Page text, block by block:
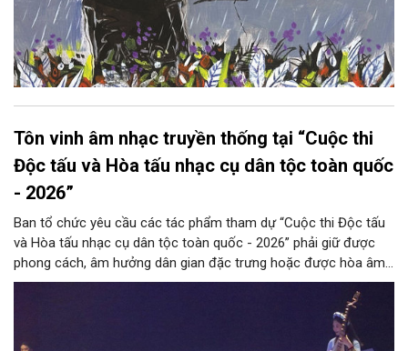
Tôn vinh âm nhạc truyền thống tại “Cuộc thi
Độc tấu và Hòa tấu nhạc cụ dân tộc toàn quốc
- 2026”
Ban tổ chức yêu cầu các tác phẩm tham dự “Cuộc thi Độc tấu
và Hòa tấu nhạc cụ dân tộc toàn quốc - 2026” phải giữ được
phong cách, âm hưởng dân gian đặc trưng hoặc được hòa âm,
phối khí mới trên nền tảng làn điệu âm nhạc truyền thống Việt
Nam, đồng thời phải được trình diễn trực tiếp bằng nhạc cụ dân